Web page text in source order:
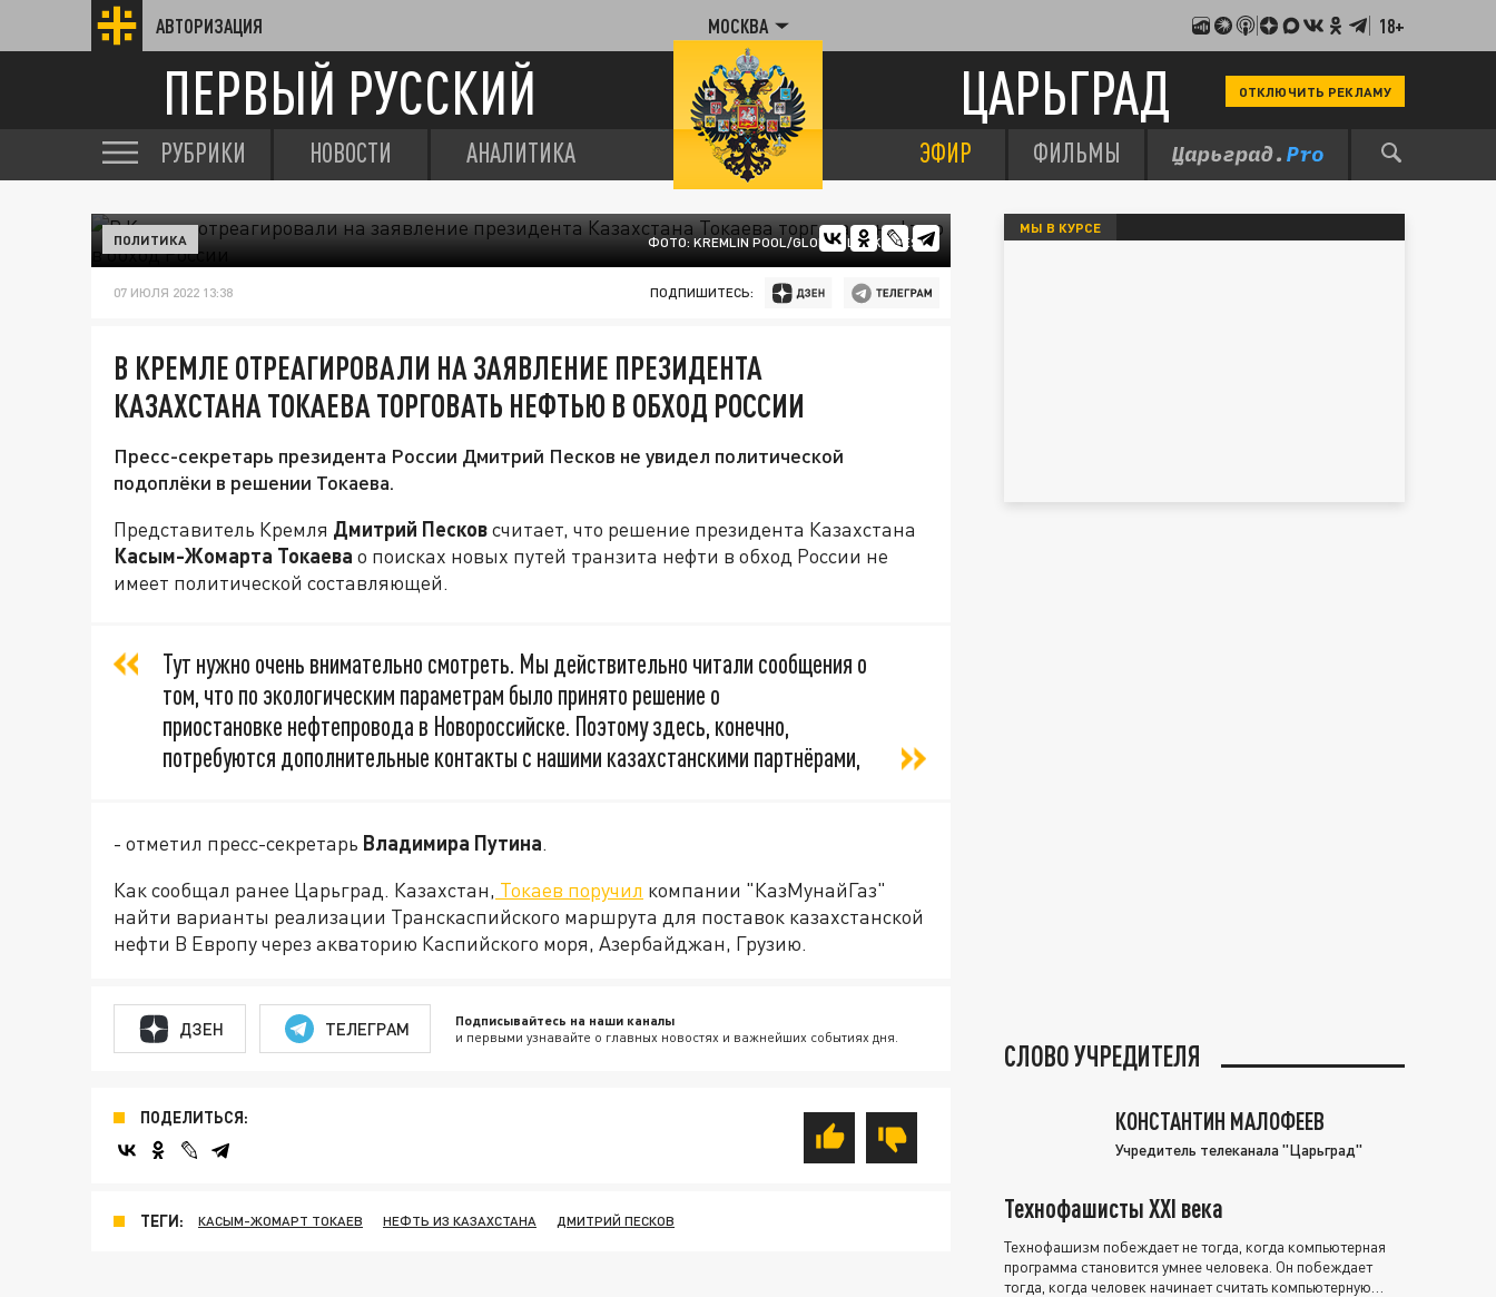
АВТОРИЗАЦИЯ МОСКВА 18+
ПЕРВЫЙ РУССКИЙ ЦАРЬГРАД ОТКЛЮЧИТЬ РЕКЛАМУ
РУБРИКИ НОВОСТИ АНАЛИТИКА ЭФИР ФИЛЬМЫ
ФОТО: KREMLIN POOL/GLOBAL LOOK PRESS
ПОЛИТИКА
07 ИЮЛЯ 2022 13:38 ПОДПИШИТЕСЬ:
В КРЕМЛЕ ОТРЕАГИРОВАЛИ НА ЗАЯВЛЕНИЕ ПРЕЗИДЕНТА
КАЗАХСТАНА ТОКАЕВА ТОРГОВАТЬ НЕФТЬЮ В ОБХОД РОССИИ
Пресс-секретарь президента России Дмитрий Песков не увидел политической
подоплёки в решении Токаева.
Представитель Кремля Дмитрий Песковсчитает, что решение президента Казахстана
Касым-Жомарта Токаева о поисках новых путей транзита нефти в обход России не
имеет политической составляющей.
Тут нужно очень внимательно смотреть. Мы действительно читали сообщения о
том, что по экологическим параметрам было принято решение о
приостановке нефтепровода в Новороссийске. Поэтому здесь, конечно,
потребуются дополнительные контакты с нашими казахстанскими партнёрами,
- отметил пресс-секретарь Владимира Путина.
Как сообщал ранее Царьград. Казахстан, Токаев поручил компании "КазМунайГаз"
найти варианты реализации Транскаспийского маршрута для поставок казахстанской
нефти В Европу через акваторию Каспийского моря, Азербайджан, Грузию.
ДЗЕН ТЕЛЕГРАМ Подписывайтесь на наши каналы
и первыми узнавайте о главных новостях и важнейших событиях дня.
ПОДЕЛИТЬСЯ:
ТЕГИ: КАСЫМ-ЖОМАРТ ТОКАЕВ НЕФТЬ ИЗ КАЗАХСТАНА ДМИТРИЙ ПЕСКОВ
МЫ В КУРСЕ
СЛОВО УЧРЕДИТЕЛЯ
КОНСТАНТИН МАЛОФЕЕВ
Учредитель телеканала "Царьград"
Технофашисты XXI века
Технофашизм побеждает не тогда, когда компьютерная
программа становится умнее человека. Он побеждает
тогда, когда человек начинает считать компьютерную